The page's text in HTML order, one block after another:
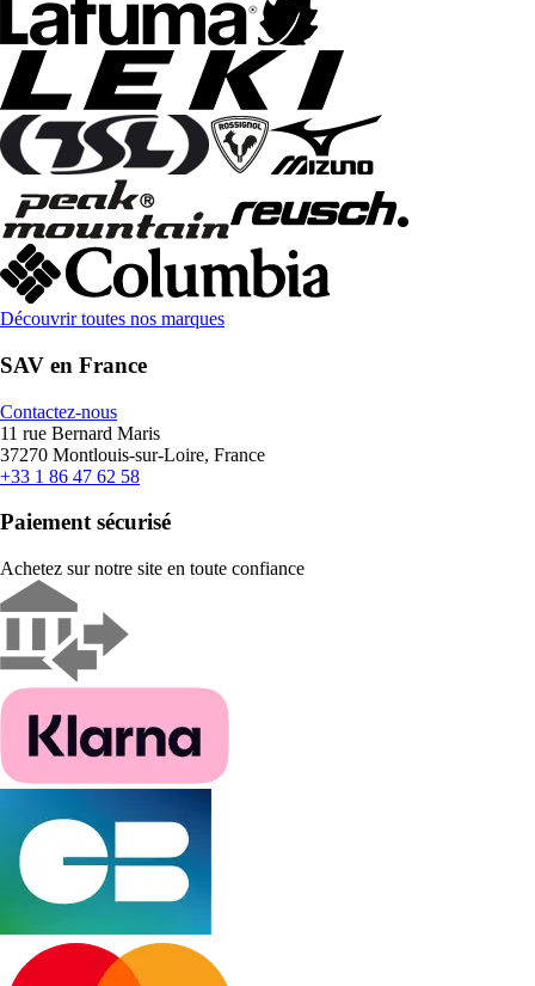
Découvrir toutes nos marques
SAV en France
Contactez-nous
11 rue Bernard Maris
37270 Montlouis-sur-Loire, France
+33 1 86 47 62 58
Paiement sécurisé
Achetez sur notre site en toute confiance